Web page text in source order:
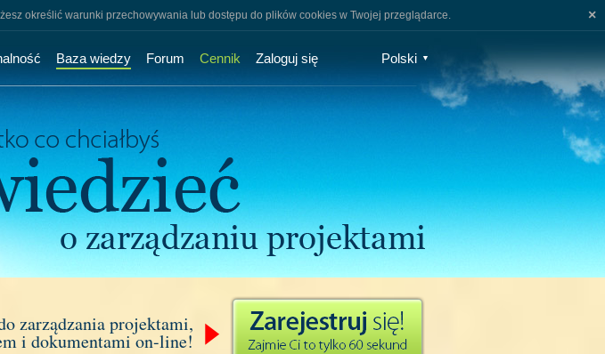
×
określić warunki przechowywania lub dostępu do plików cookies w Twojej przeglądarce.
Baza wiedzy Forum Cennik Zaloguj się Polski ▼
zarządzania projektami,
i dokumentami on-line!